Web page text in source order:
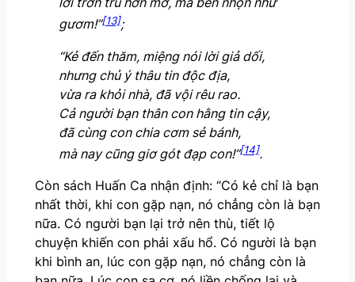
gươm!”[13];
“Kẻ đến thăm, miệng nói lời giả dối,
nhưng chủ ý thâu tin độc địa,
vừa ra khỏi nhà, đã vội rêu rao.
Cả người bạn thân con hằng tin cậy,
đã cùng con chia cơm sẻ bánh,
mà nay cũng giơ gót đạp con!”[14].
Còn sách Huấn Ca nhận định: “Có kẻ chỉ là bạn
nhất thời, khi con gặp nạn, nó chẳng còn là bạn
nữa. Có người bạn lại trở nên thù, tiết lộ
chuyện khiến con phải xấu hổ. Có người là bạn
khi bình an, lúc con gặp nạn, nó chẳng còn là